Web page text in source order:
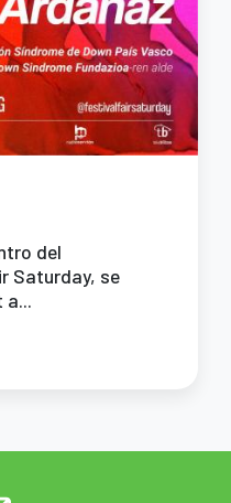
del
Saturday, se
a...